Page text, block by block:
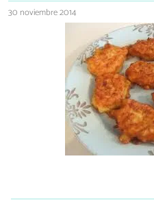
30 noviembre 2014